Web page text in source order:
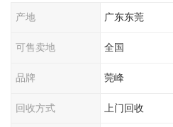
产地 广东东莞
可售卖地 全国
品牌 莞峰
回收方式 上门回收